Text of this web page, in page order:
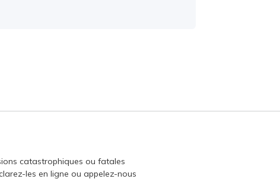
catastrophiques ou fatales
les en ligne ou appelez-nous